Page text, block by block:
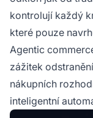
kontrolují každý
které pouze
Agentic
zážitek
nákupních
inteligentní